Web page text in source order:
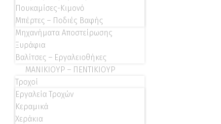
Πουκαμίσες-Κιμονό
Μπέρτες – Ποδιές Βαφής
Μηχανήματα Αποστείρωσης
Ξυράφια
Βαλίτσες – Εργαλειοθήκες
ΜΑΝΙΚΙΟΥΡ – ΠΕΝΤΙΚΙΟΥΡ
Τροχοί
Εργαλεία Τροχών
Κεραμικά
Χεράκια